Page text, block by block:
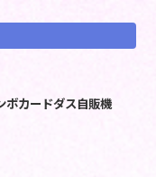
ボカードダス自販機